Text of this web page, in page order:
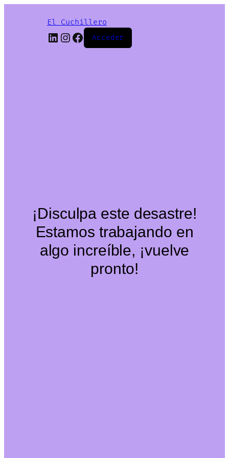
El Cuchillero
LinkedIn
Instagram
Facebook
Acceder
¡Disculpa este desastre!
Estamos trabajando en
algo increíble, ¡vuelve
pronto!